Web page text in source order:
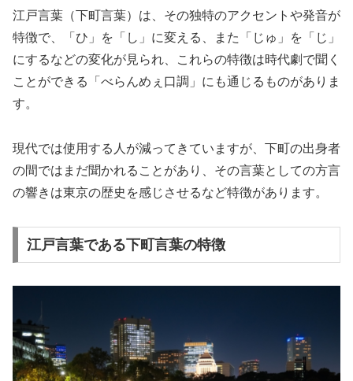
江戸言葉（下町言葉）は、その独特のアクセントや発音が
特徴で、「ひ」を「し」に変える、また「じゅ」を「じ」
にするなどの変化が見られ、これらの特徴は時代劇で聞く
ことができる「べらんめぇ口調」にも通じるものがありま
す。
現代では使用する人が減ってきていますが、下町の出身者
の間ではまだ聞かれることがあり、その言葉としての方言
の響きは東京の歴史を感じさせるなど特徴があります。
江戸言葉である下町言葉の特徴